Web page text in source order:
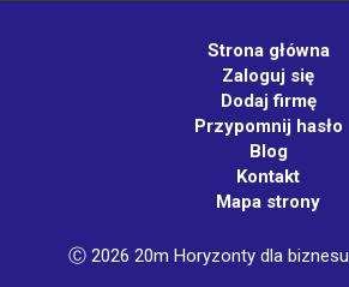
Strona główna
Zaloguj się
Dodaj firmę
Przypomnij hasło
Blog
Kontakt
Mapa strony
Ⓒ 2026 20m Horyzonty dla biznesu